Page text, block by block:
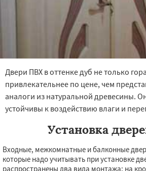
Двери ПВХ в оттенке дуб не только
привлекательнее по цене, чем
аналоги из натуральной древесины.
устойчивы к воздействию влаги и
Установка
Входные, межкомнатные и балконные
которые надо учитывать при установке
распространены два вида монтажа: на